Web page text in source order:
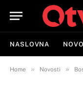
NASLOVNA
Home » Novosti »